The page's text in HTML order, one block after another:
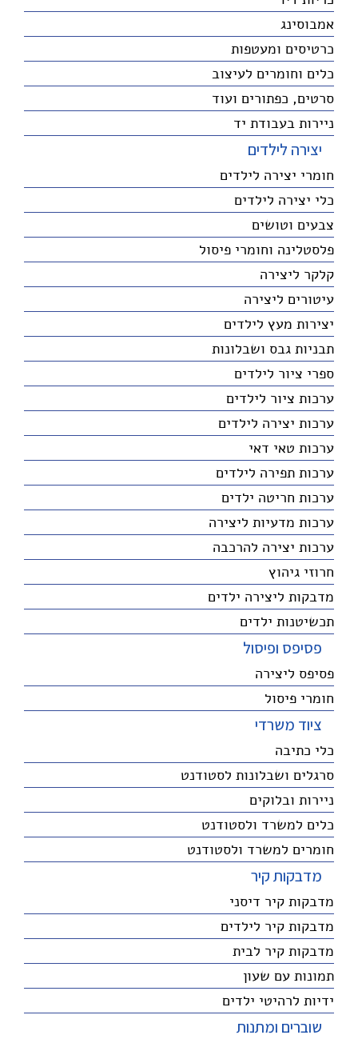
אמבוסינג
כרטיסים ומעטפות
כלים וחומרים לעיצוב
סרטים, כפתורים ועוד
ניירות בעבודת יד
יצירה לילדים
חומרי יצירה לילדים
כלי יצירה לילדים
צבעים וטושים
פלסטלינה וחומרי פיסול
קלקר ליצירה
עיטורים ליצירה
יצירות מעץ לילדים
תבניות גבס ושבלונות
ספרי ציור לילדים
ערכות ציור לילדים
ערכות יצירה לילדים
ערכות טאי דאי
ערכות תפירה לילדים
ערכות חריטה ילדים
ערכות מדעיות ליצירה
ערכות יצירה להרכבה
חרוזי גיהוץ
מדבקות ליצירה ילדים
תכשיטנות ילדים
פסיפס ופיסול
פסיפס ליצירה
חומרי פיסול
ציוד משרדי
כלי כתיבה
סרגלים ושבלונות לסטודנט
ניירות ובלוקים
כלים למשרד ולסטודנט
חומרים למשרד ולסטודנט
מדבקות קיר
מדבקות קיר דיסני
מדבקות קיר לילדים
מדבקות קיר לבית
תמונות עם שעון
ידיות לרהיטי ילדים
שוברים ומתנות